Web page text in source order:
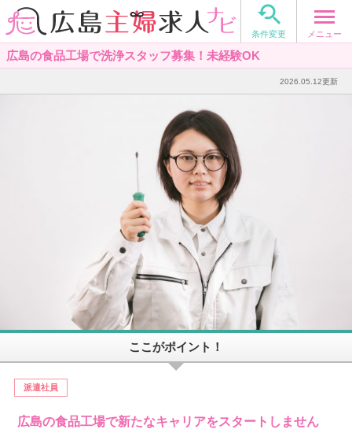

条件変更 メニュー
広島の食品工場で洗浄スタッフ募集！未経験OK
2026.05.12更新
ここがポイント！
派遣社員
広島の食品工場で新たなキャリアをスタートしません